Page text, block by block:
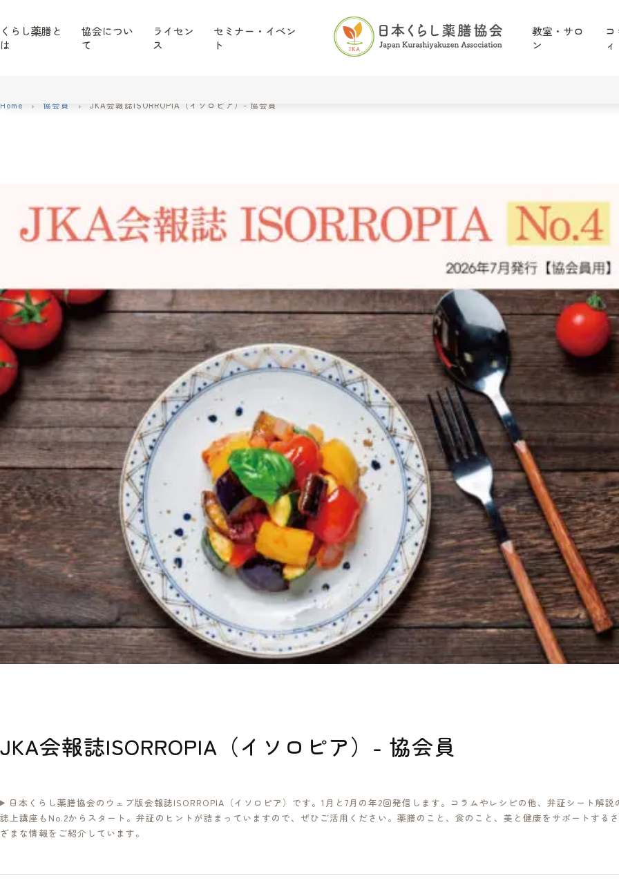
くらし薬膳と
は
協会につい
て
ライセン
ス
セミナー・イベン
ト
教室・サロ
ン
ィ
Home 協会員 JKA会報誌ISORROPIA（イソロピア）- 協会員
JKA会報誌ISORROPIA（イソロピア）- 協会員
日本くらし薬膳協会のウェブ版会報誌ISORROPIA（イソロピア）です。1月と7月の年2回発信します。コラムやレシピの他、弁証シート解説
誌上講座もNo.2からスタート。弁証のヒントが詰まっていますので、ぜひご活用ください。薬膳のこと、食のこと、美と健康をサポートする
ざまな情報をご紹介しています。